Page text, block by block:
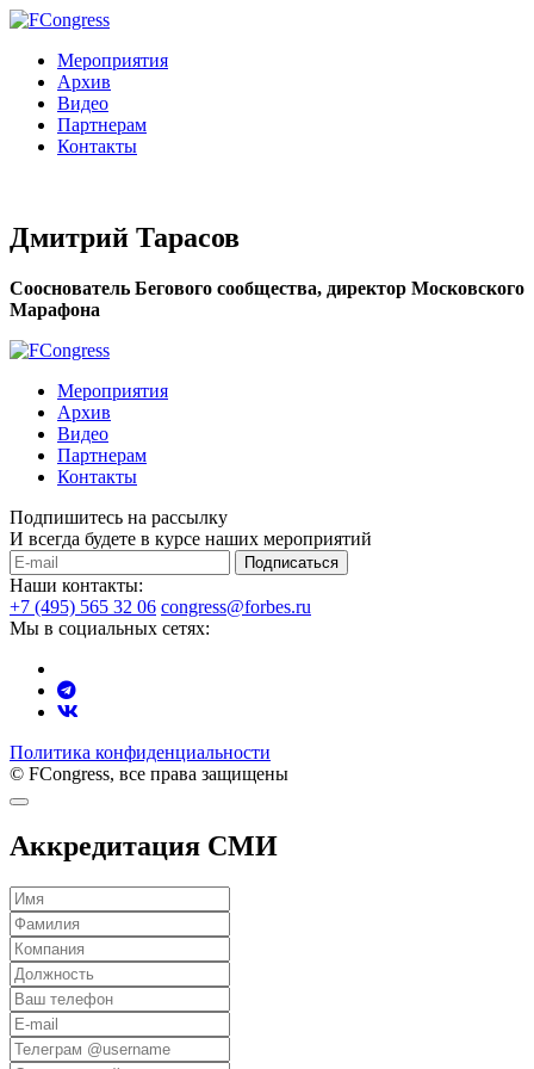
Мероприятия
Архив
Видео
Партнерам
Контакты
Дмитрий Тарасов
Сооснователь Бегового сообщества, директор Московского
Марафона
Мероприятия
Архив
Видео
Партнерам
Контакты
Подпишитесь на рассылку
И всегда будете в курсе наших мероприятий
Подписаться
Наши контакты:
+7 (495) 565 32 06 congress@forbes.ru
Мы в социальных сетях:
Политика конфиденциальности
© FCongress, все права защищены
Аккредитация СМИ